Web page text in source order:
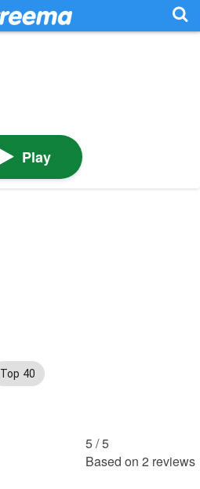
Play
Top 40
5 /5
Based on 2 reviews